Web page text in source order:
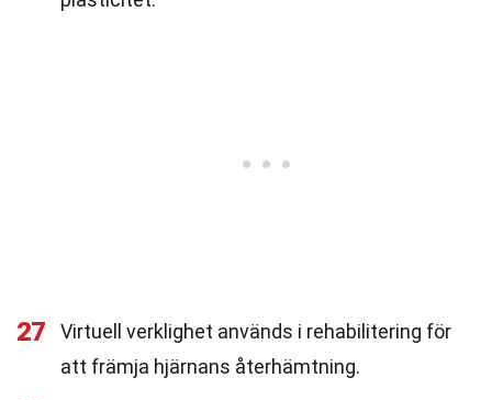
27
Virtuell verklighet används i rehabilitering för
att främja hjärnans återhämtning.